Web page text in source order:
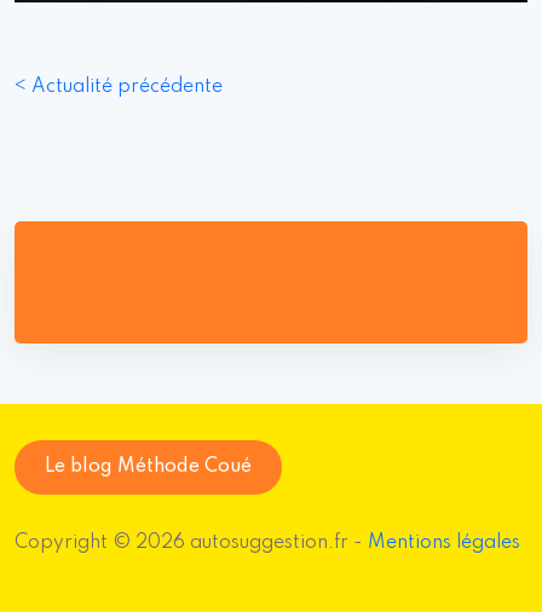
< Actualité précédente
Le blog Méthode Coué
Copyright © 2026 autosuggestion.fr - Mentions légales